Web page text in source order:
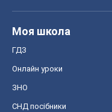
Моя школа
ГДЗ
Онлайн уроки
ЗНО
СНД посібники